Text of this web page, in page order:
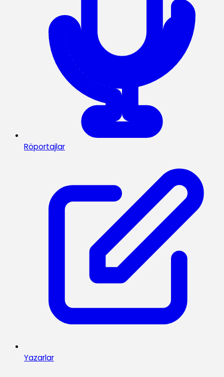
Röportajlar
Yazarlar